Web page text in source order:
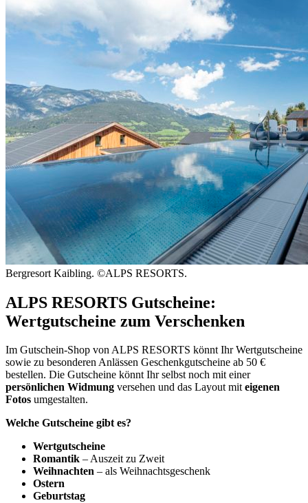
Bergresort Kaibling. ©ALPS RESORTS.
ALPS RESORTS Gutscheine:
Wertgutscheine zum Verschenken
Im Gutschein-Shop von ALPS RESORTS könnt Ihr Wertgutscheine
sowie zu besonderen Anlässen Geschenkgutscheine ab 50 €
bestellen. Die Gutscheine könnt Ihr selbst noch mit einer
persönlichen Widmung versehen und das Layout miteigenen
Fotos umgestalten.
Welche Gutscheine gibt es?
Wertgutscheine
Romantik – Auszeit zu Zweit
Weihnachten – als Weihnachtsgeschenk
Ostern
Geburtstag